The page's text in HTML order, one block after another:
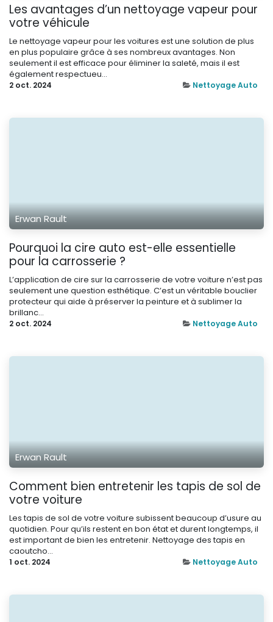
Les avantages d’un nettoyage vapeur pour
votre véhicule
Le nettoyage vapeur pour les voitures est une solution de plus
en plus populaire grâce à ses nombreux avantages. Non
seulement il est efficace pour éliminer la saleté, mais il est
également respectueu...
2 oct. 2024 Nettoyage Auto
Erwan Rault
Pourquoi la cire auto est-elle essentielle
pour la carrosserie ?
L’application de cire sur la carrosserie de votre voiture n’est pas
seulement une question esthétique. C’est un véritable bouclier
protecteur qui aide à préserver la peinture et à sublimer la
brillanc...
2 oct. 2024 Nettoyage Auto
Erwan Rault
Comment bien entretenir les tapis de sol de
votre voiture
Les tapis de sol de votre voiture subissent beaucoup d’usure au
quotidien. Pour qu’ils restent en bon état et durent longtemps, il
est important de bien les entretenir. Nettoyage des tapis en
caoutcho...
1 oct. 2024 Nettoyage Auto